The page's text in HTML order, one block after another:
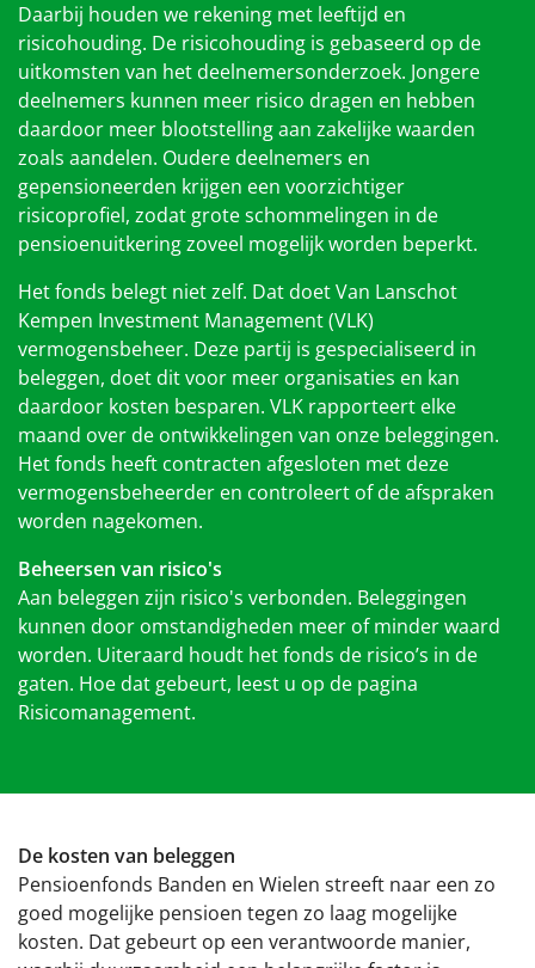
Daarbij houden we rekening met leeftijd en
risicohouding. De risicohouding is gebaseerd op de
uitkomsten van het deelnemersonderzoek. Jongere
deelnemers kunnen meer risico dragen en hebben
daardoor meer blootstelling aan zakelijke waarden
zoals aandelen. Oudere deelnemers en
gepensioneerden krijgen een voorzichtiger
risicoprofiel, zodat grote schommelingen in de
pensioenuitkering zoveel mogelijk worden beperkt.
Het fonds belegt niet zelf. Dat doet Van Lanschot
Kempen Investment Management (VLK)
vermogensbeheer. Deze partij is gespecialiseerd in
beleggen, doet dit voor meer organisaties en kan
daardoor kosten besparen. VLK rapporteert elke
maand over de ontwikkelingen van onze beleggingen.
Het fonds heeft contracten afgesloten met deze
vermogensbeheerder en controleert of de afspraken
worden nagekomen.
Beheersen van risico's
Aan beleggen zijn risico's verbonden. Beleggingen
kunnen door omstandigheden meer of minder waard
worden. Uiteraard houdt het fonds de risico’s in de
gaten. Hoe dat gebeurt, leest u op de pagina
Risicomanagement.
De kosten van beleggen
Pensioenfonds Banden en Wielen streeft naar een zo
goed mogelijke pensioen tegen zo laag mogelijke
kosten. Dat gebeurt op een verantwoorde manier,